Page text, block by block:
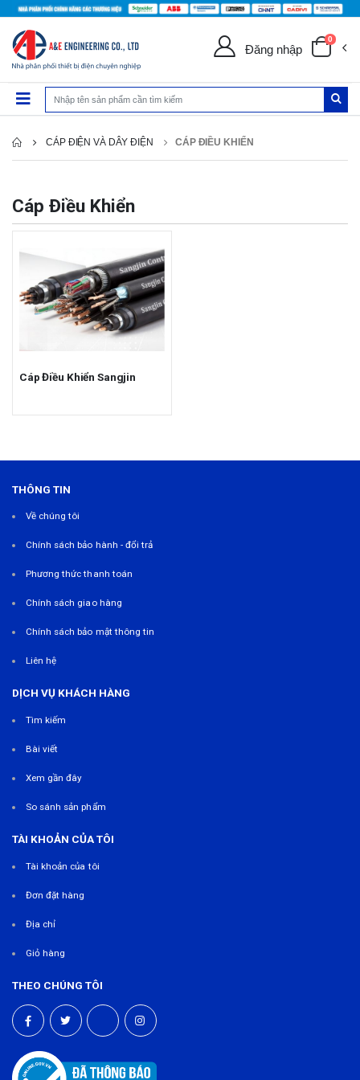
Đăng nhập
0
CÁP ĐIỆN VÀ DÂY ĐIỆN CÁP ĐIỀU KHIỂN
Cáp Điều Khiển
Cáp Điều Khiển Sangjin
THÔNG TIN
Về chúng tôi
Chính sách bảo hành - đổi trả
Phương thức thanh toán
Chính sách giao hàng
Chính sách bảo mật thông tin
Liên hệ
DỊCH VỤ KHÁCH HÀNG
Tìm kiếm
Bài viết
Xem gần đây
So sánh sản phẩm
TÀI KHOẢN CỦA TÔI
Tài khoản của tôi
Đơn đặt hàng
Địa chỉ
Giỏ hàng
THEO CHÚNG TÔI